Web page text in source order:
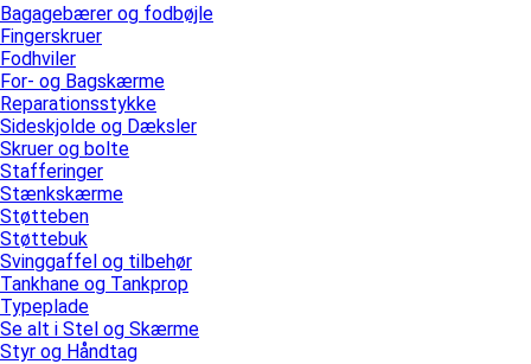
Bagagebærer og fodbøjle
Fingerskruer
Fodhviler
For- og Bagskærme
Reparationsstykke
Sideskjolde og Dæksler
Skruer og bolte
Stafferinger
Stænkskærme
Støtteben
Støttebuk
Svinggaffel og tilbehør
Tankhane og Tankprop
Typeplade
Se alt i Stel og Skærme
Styr og Håndtag